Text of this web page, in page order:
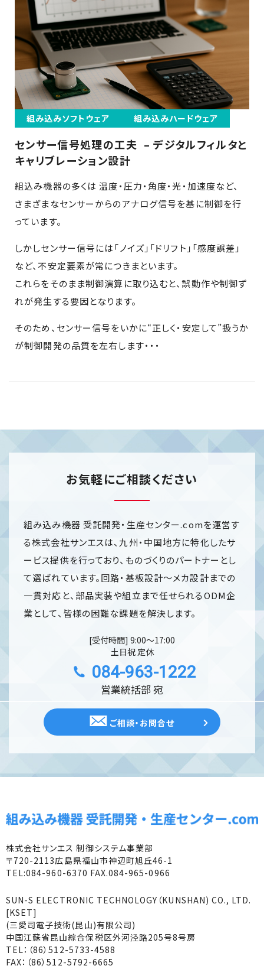
組み込みソフトウェア 組み込みハードウェア
センサー信号処理の工夫 – デジタルフィルタと
キャリブレーション設計
組込み機器の多くは 温度・圧力・角度・光・加速度など、
さまざまなセンサーからのアナログ信号を基に制御を行
っています。
しかしセンサー信号には「ノイズ」「ドリフト」「感度誤差」
など、不安定要素が常につきまといます。
これらをそのまま制御演算に取り込むと、誤動作や制御ず
れが発生する要因となります。
そのため、センサー信号をいかに“正しく・安定して”扱うか
が制御開発の品質を左右します・・・
お気軽にご相談ください
組み込み機器 受託開発・生産センター.comを運営す
る株式会社サンエスは、九州・中国地方に特化したサ
ービス提供を行っており、ものづくりのパートナーとし
て選ばれています。回路・基板設計～メカ設計までの
一貫対応と、部品実装や組立まで任せられるODM企
業として、皆様の困難な課題を解決します。
[受付時間] 9:00〜17:00
土日祝 定休
084-963-1222
営業統括部 宛
ご相談・お問合せ
株式会社サンエス 制御システム事業部
〒720-2113広島県福山市神辺町旭丘46-1
TEL:084-960-6370 FAX.084-965-0966
SUN-S ELECTRONIC TECHNOLOGY（KUNSHAN) CO., LTD.
[KSET]
(三愛司電子技術(昆山)有限公司)
中国江蘇省昆山綜合保税区外河泾路205号8号房
TEL：（86）512-5733-4588
FAX：（86）512-5792-6665